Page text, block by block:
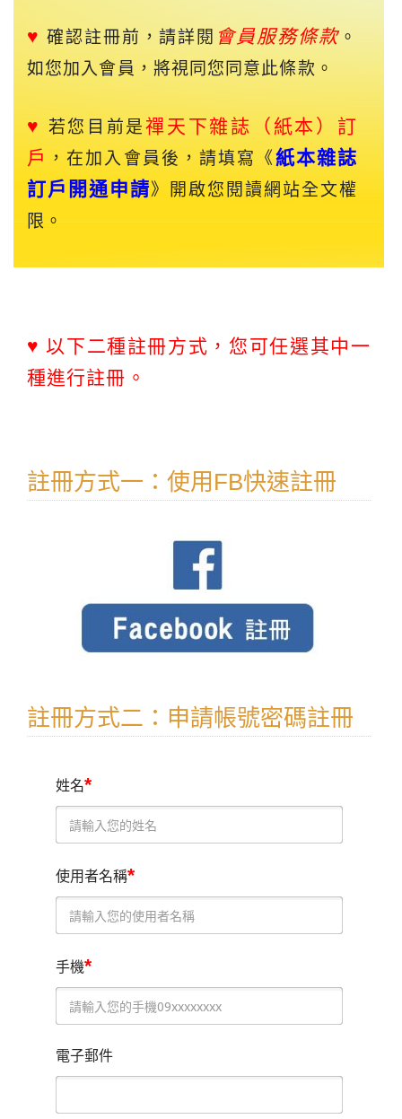
♥ 確認註冊前，請詳閱 會員服務條款。
如您加入會員，將視同您同意此條款。
♥ 若您目前是禪天下雜誌（紙本）訂
戶 ，在加入會員後，請填寫《紙本雜誌
訂戶開通申請》開啟您閱讀網站全文權
限。
♥ 以下二種註冊方式，您可任選其中一
種進行註冊。
註冊方式一：使用FB快速註冊
註冊方式二：申請帳號密碼註冊
姓名*
使用者名稱*
手機*
電子郵件